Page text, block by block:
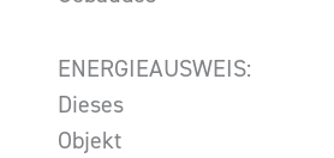
ENERGIEAUSWEIS:
Dieses
Objekt